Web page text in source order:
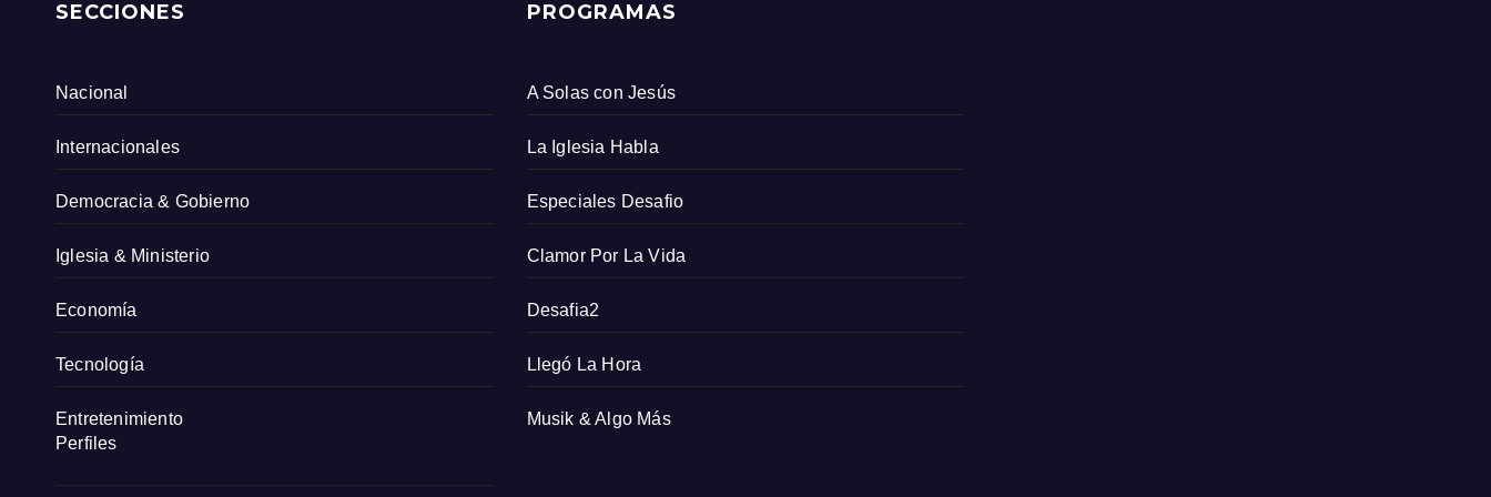
SECCIONES
Nacional
Internacionales
Democracia & Gobierno
Iglesia & Ministerio
Economía
Tecnología
Entretenimiento
Perfiles
PROGRAMAS
A Solas con Jesús
La Iglesia Habla
Especiales Desafio
Clamor Por La Vida
Desafia2
Llegó La Hora
Musik & Algo Más